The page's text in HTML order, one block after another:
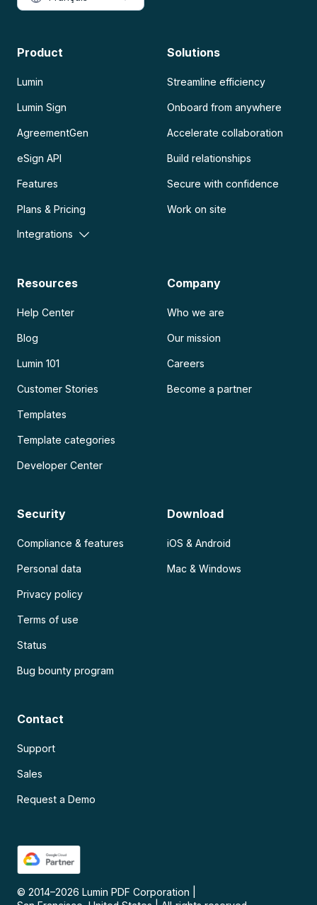
Product
Lumin
Lumin Sign
AgreementGen
eSign API
Features
Plans & Pricing
Integrations
Solutions
Streamline efficiency
Onboard from anywhere
Accelerate collaboration
Build relationships
Secure with confidence
Work on site
Resources
Help Center
Blog
Lumin 101
Customer Stories
Templates
Template categories
Developer Center
Company
Who we are
Our mission
Careers
Become a partner
Security
Compliance & features
Personal data
Privacy policy
Terms of use
Status
Bug bounty program
Download
iOS & Android
Mac & Windows
Contact
Support
Sales
Request a Demo
© 2014–2026 Lumin PDF Corporation